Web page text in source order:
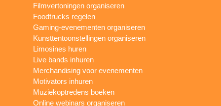
Filmvertoningen organiseren
Foodtrucks regelen
Gaming-evenementen organiseren
Kunsttentoonstellingen organiseren
Limosines huren
Live bands inhuren
Merchandising voor evenementen
Motivators inhuren
Muziekoptredens boeken
Online webinars organiseren